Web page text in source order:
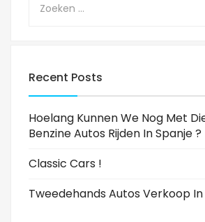
Recent Posts
Hoelang Kunnen We Nog Met
Benzine Autos Rijden In Spanje ?
Classic Cars !
Tweedehands Autos Verkoop In